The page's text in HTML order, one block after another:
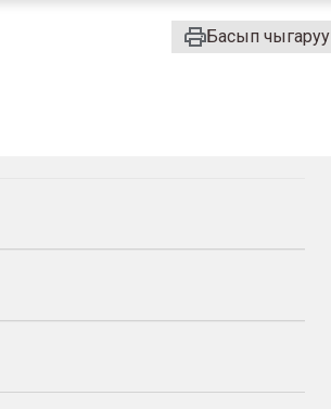
Басып чыгаруу